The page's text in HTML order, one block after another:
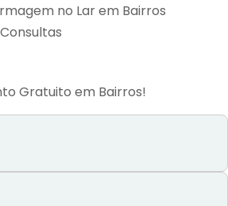
no Lar em Bairros
Gratuito em Bairros!